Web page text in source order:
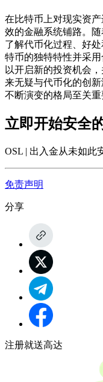
在比特币上对现实资
效的金融系统铺路。
了解代币化过程、好
特币的独特特性并采
以开启新的投资机会
来无疑与代币化的创
不断演变的格局至关重
立即开始安全
OSL | 出入金从未如此
免责声明
分享
注册就送高达